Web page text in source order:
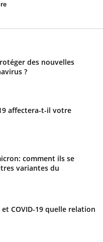
des nouvelles
?
affectera-t-il votre
comment ils se
variantes du
COVID-19 quelle relation